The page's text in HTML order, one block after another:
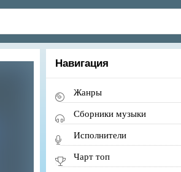
Навигация
Жанры
Сборники музыки
Исполнители
Чарт топ